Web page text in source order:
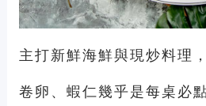
主打新鮮海鮮與現炒料理
卷卵、蝦仁幾乎是每桌必